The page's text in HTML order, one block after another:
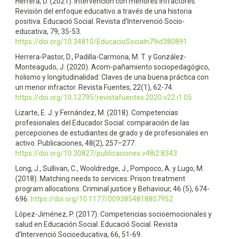
Revisión del enfoque educativo a través de una historia
positiva. Educació Social. Revista d’Intervenció Socio-
educativa, 79, 35-53.
https://doi.org/10.34810/EducacioSocialn79id380891
Herrera-Pastor, D., Padilla-Carmona, M. T. y González-
Monteagudo, J. (2020). Acom-pañamiento sociopedagógico,
holismo y longitudinalidad: Claves de una buena práctica con
un menor infractor. Revista Fuentes, 22(1), 62-74.
https://doi.org/10.12795/revistafuentes.2020.v22.i1.05
Lizarte, E. J. y Fernández, M. (2018). Competencias
profesionales del Educador Social: comparación de las
percepciones de estudiantes de grado y de profesionales en
activo. Publicaciones, 48(2), 257–277.
https://doi.org/10.30827/publicaciones.v48i2.8343
Long, J., Sullivan, C., Wooldredge, J., Pompoco, A. y Lugo, M.
(2018). Matching needs to services: Prison treatment
program allocations. Criminal justice y Behaviour, 46 (5), 674-
696. https://doi.org/10.1177/0093854818807952
López-Jiménez, P. (2017). Competencias socioemocionales y
salud en Educación Social. Educació Social. Revista
d’Intervenció Socioeducativa, 66, 51-69.